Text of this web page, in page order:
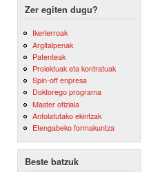
Zer egiten dugu?
Ikerlerroak
Argitalpenak
Patenteak
Proiektuak eta kontratuak
Spin-off enpresa
Doktorego programa
Master ofiziala
Antolatutako ekintzak
Etengabeko formakuntza
Beste batzuk